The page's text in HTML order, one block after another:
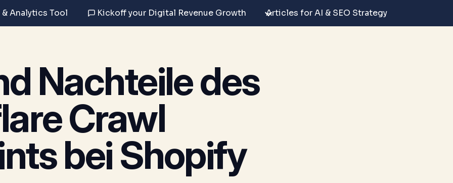
Analytics Tool Kickoff your Digital Revenue Growth Articles for AI & SEO Strategy
Nachteile des
Crawl
bei Shopify